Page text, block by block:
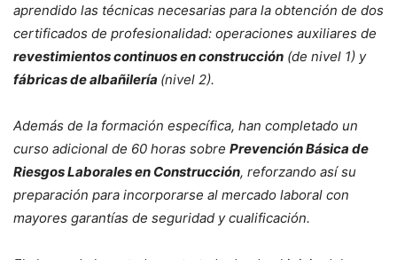
aprendido las técnicas necesarias para la obtención de dos
certificados de profesionalidad: operaciones auxiliares de
revestimientos continuos en construcción (de nivel 1) y
fábricas de albañilería (nivel 2).
Además de la formación específica, han completado un
curso adicional de 60 horas sobre Prevención Básica de
Riesgos Laborales en Construcción, reforzando así su
preparación para incorporarse al mercado laboral con
mayores garantías de seguridad y cualificación.